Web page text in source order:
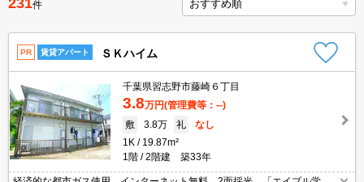
231件
PR 賃貸アパート ＳＫハイム
千葉県習志野市藤崎６丁目
3.8万円(管理費等：--)
敷
3.8万 礼
なし
1K
19.87m²
1階
2階建 築33年